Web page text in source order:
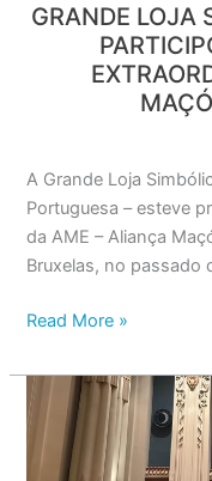
GRANDE LOJA
A Grande Loja
Portuguesa – esteve
da AME – Aliança
Bruxelas, no passado
da
Maçónica
Read More »
Grande
Loja
Simbólica